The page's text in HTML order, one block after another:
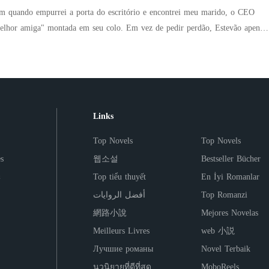
parar de pensar nela. Um mês depois, Maria Fernanda consegue um
irrecusável. O detalhe? O pai da criança é o mesmo homem da boate -
quando empurrei a porta do escritório e encontrei meu marido, o CEO
em seu colo. Em vez de pedir perdão, Estevão apenas
Eles editaram as câmeras de segurança para
em agressão física, conseguindo uma ordem de restrição e
Sentada no chão frio de um apartamento
e a dignidade em frangalhos, olhei para a única coisa que consegui
dona de casa entediada. Mal sabiam eles que ali estavam as
que os fez bilionários, e o registro detalhado de cada crime que
Links
Top Novels
Top Novels
웹소설
Bestseller Bücher
Top tiểu thuyết
En İyi Romanlar
أفضل الروايات
Top Romanzi
網路小說
Mejores Novelas
Meilleurs Livres
web 小説
Лучшие романы
Novel Terbaik
นวนิยายที่ดีที่สุด
MoboReels